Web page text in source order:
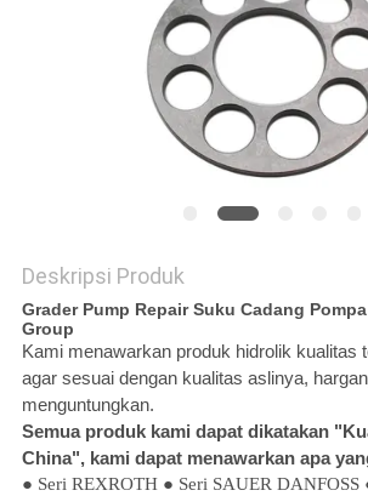
Deskripsi Produk
Grader Pump Repair Suku Cadang
Group
Kami menawarkan produk hidrolik kualitas
agar sesuai dengan kualitas aslinya,
menguntungkan.
Semua produk kami dapat dikatakan
China", kami dapat menawarkan apa
● Seri REXROTH ● Seri SAUER DANFOSS